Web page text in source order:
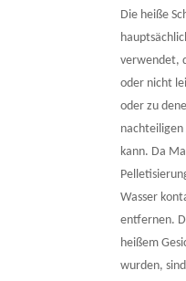
Die heiße
verwendet,
oder nicht
oder zu
kann. Da
Wasser
entfernen.
heißem
wurden,